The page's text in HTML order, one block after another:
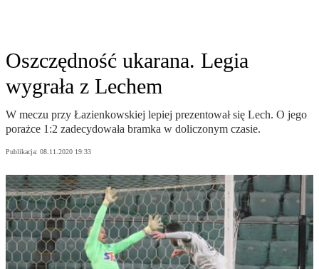
Oszczędność ukarana. Legia
wygrała z Lechem
W meczu przy Łazienkowskiej lepiej prezentował się Lech. O jego
porażce 1:2 zadecydowała bramka w doliczonym czasie.
Publikacja: 08.11.2020 19:33